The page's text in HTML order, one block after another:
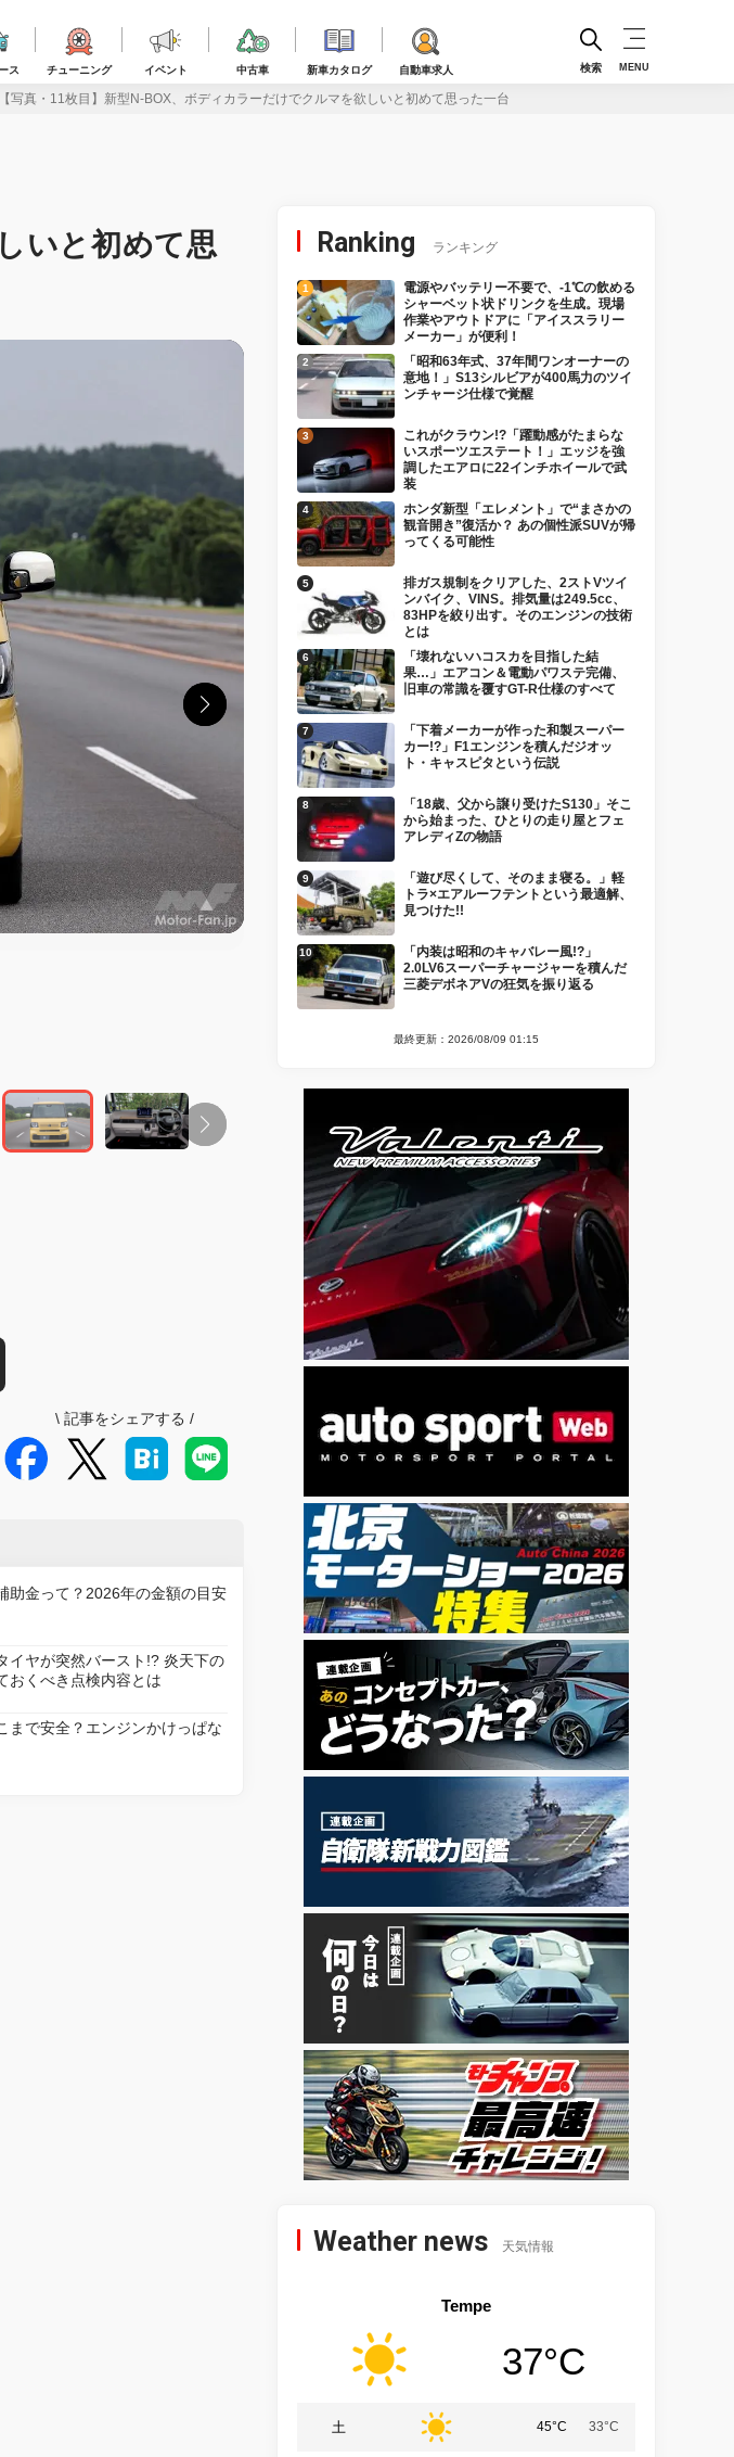
ス チューニング イベント 中古車 新車カタログ 自動車求人 検索 MENU
【写真・11枚目】新型N-BOX、ボディカラーだけでクルマを欲しいと初めて思った一台
いと初めて思
\ 記事をシェアする /
助金って？2026年の金額の目安
イヤが突然バースト!? 炎天下の
おくべき点検内容とは
まで安全？エンジンかけっぱな
Ranking ランキング
電源やバッテリー不要で、-1℃の飲める
シャーベット状ドリンクを生成。現場
作業やアウトドアに「アイススラリー
メーカー」が便利！
「昭和63年式、37年間ワンオーナーの
意地！」S13シルビアが400馬力のツイ
ンチャージ仕様で覚醒
これがクラウン!?「躍動感がたまらな
いスポーツエステート！」エッジを強
調したエアロに22インチホイールで武
装
ホンダ新型「エレメント」で“まさかの
観音開き”復活か？ あの個性派SUVが帰
ってくる可能性
排ガス規制をクリアした、2ストVツイ
ンバイク、VINS。排気量は249.5cc、
83HPを絞り出す。そのエンジンの技術
とは
「壊れないハコスカを目指した結
果…」エアコン＆電動パワステ完備、
旧車の常識を覆すGT-R仕様のすべて
「下着メーカーが作った和製スーパー
カー!?」F1エンジンを積んだジオッ
ト・キャスピタという伝説
「18歳、父から譲り受けたS130」そこ
から始まった、ひとりの走り屋とフェ
アレディZの物語
「遊び尽くして、そのまま寝る。」軽
トラ×エアルーフテントという最適解、
見つけた!!
「内装は昭和のキャバレー風!?」
2.0LV6スーパーチャージャーを積んだ
三菱デボネアVの狂気を振り返る
最終更新：2026/08/09 01:15
Weather news 天気情報
Tempe
37°C
土 45°C 33°C